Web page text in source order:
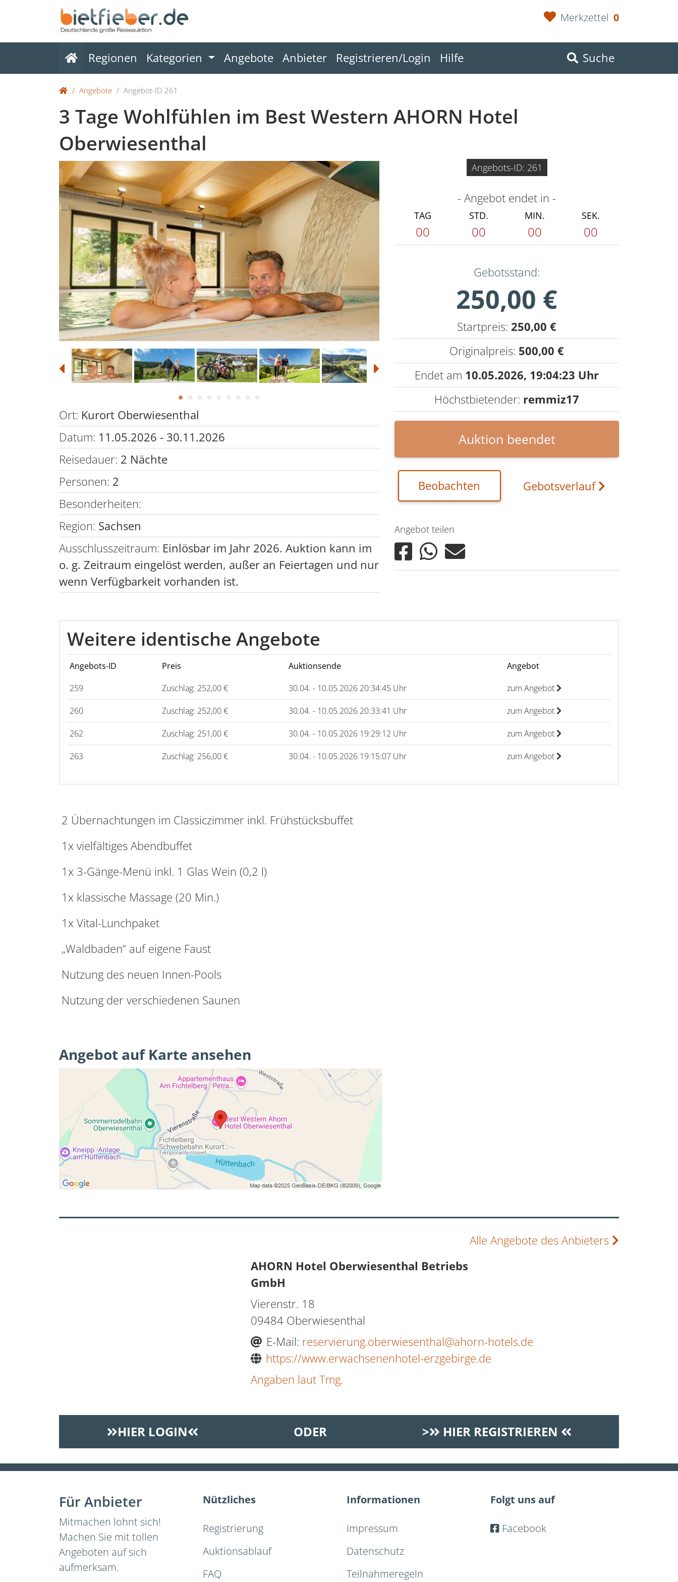
Merkzettel 0
(current)
Regionen Kategorien Angebote Anbieter Registrieren/Login Hilfe Suche
Angebote Angebot-ID 261
3 Tage Wohlfühlen im Best Western AHORN Hotel
Oberwiesenthal
Ort: Kurort Oberwiesenthal
Datum: 11.05.2026 - 30.11.2026
Reisedauer: 2 Nächte
Personen: 2
Besonderheiten:
Region: Sachsen
Ausschlusszeitraum: Einlösbar im Jahr 2026. Auktion kann im
o. g. Zeitraum eingelöst werden, außer an Feiertagen und nur
wenn Verfügbarkeit vorhanden ist.
Angebots-ID: 261
- Angebot endet in -
TAG STD. MIN. SEK.
00 00 00 00
Gebotsstand:
250,00 €
Startpreis: 250,00 €
Originalpreis: 500,00 €
Endet am 10.05.2026, 19:04:23 Uhr
Höchstbietender: remmiz17
Auktion beendet
Beobachten Gebotsverlauf
Angebot teilen
Weitere identische Angebote
Angebots-ID Preis Auktionsende
Angebot
259
Zuschlag: 252,00 € 30.04. - 10.05.2026 20:34:45 Uhr zum Angebot
260 Zuschlag: 252,00 € 30.04. - 10.05.2026 20:33:41 Uhr zum Angebot
262 Zuschlag: 251,00 € 30.04. - 10.05.2026 19:29:12 Uhr zum Angebot
263 Zuschlag: 256,00 € 30.04. - 10.05.2026 19:15:07 Uhr zum Angebot
2 Übernachtungen im Classiczimmer inkl. Frühstücksbuffet
1x vielfältiges Abendbuffet
1x 3-Gänge-Menü inkl. 1 Glas Wein (0,2 l)
1x klassische Massage (20 Min.)
1x Vital-Lunchpaket
„Waldbaden“ auf eigene Faust
Nutzung des neuen Innen-Pools
Nutzung der verschiedenen Saunen
Angebot auf Karte ansehen
Alle Angebote des Anbieters
AHORN Hotel Oberwiesenthal Betriebs
GmbH
Vierenstr. 18
09484 Oberwiesenthal
E-Mail: reservierung.oberwiesenthal@ahorn-hotels.de
https://www.erwachsenenhotel-erzgebirge.de
Angaben laut Tmg.
HIER LOGIN ODER > HIER REGISTRIEREN
Für Anbieter
Mitmachen lohnt sich!
Machen Sie mit tollen
Angeboten auf sich
aufmerksam.
Nützliches
Registrierung
Auktionsablauf
FAQ
Informationen
Impressum
Datenschutz
Teilnahmeregeln
Folgt uns auf
Facebook